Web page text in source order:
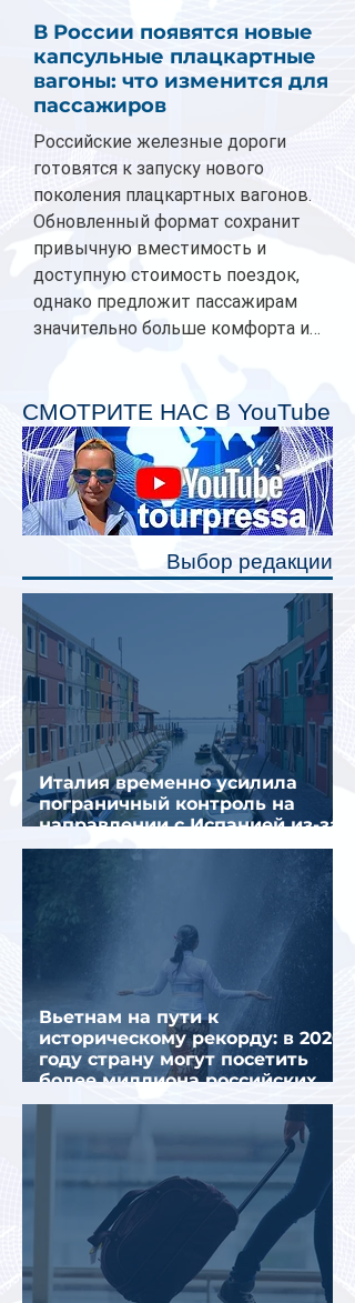
В России появятся новые
капсульные плацкартные
вагоны: что изменится для
пассажиров
Российские железные дороги
готовятся к запуску нового
поколения плацкартных вагонов.
Обновленный формат сохранит
привычную вместимость и
доступную стоимость поездок,
однако предложит пассажирам
значительно больше комфорта и
планируется начать в 2027 году.
Одним из главных нововведений
станут индивидуальные шторки у
каждого спального места. Они
позволят пассажирам закрыть свою
полку во время сна или отдыха,
СМОТРИТЕ НАС В YouTube
Выбор редакции
Италия временно усилила
пограничный контроль на
направлении с Испанией из-за
миграционного кризиса
Вьетнам на пути к
историческому рекорду: в 2026
году страну могут посетить
более миллиона российских
туристов